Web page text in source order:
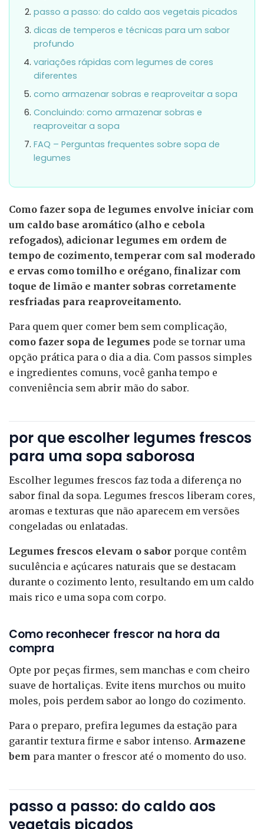
passo a passo: do caldo aos vegetais picados
dicas de temperos e técnicas para um sabor
profundo
variações rápidas com legumes de cores
diferentes
como armazenar sobras e reaproveitar a sopa
Concluindo: como armazenar sobras e
reaproveitar a sopa
FAQ – Perguntas frequentes sobre sopa de
legumes
Como fazer sopa de legumes envolve iniciar com
um caldo base aromático (alho e cebola
refogados), adicionar legumes em ordem de
tempo de cozimento, temperar com sal moderado
e ervas como tomilho e orégano, finalizar com
toque de limão e manter sobras corretamente
resfriadas para reaproveitamento.
Para quem quer comer bem sem complicação,
como fazer sopa de legumes pode se tornar uma
opção prática para o dia a dia. Com passos simples
e ingredientes comuns, você ganha tempo e
conveniência sem abrir mão do sabor.
por que escolher legumes frescos
para uma sopa saborosa
Escolher legumes frescos faz toda a diferença no
sabor final da sopa. Legumes frescos liberam cores,
aromas e texturas que não aparecem em versões
congeladas ou enlatadas.
Legumes frescos elevam o sabor porque contêm
suculência e açúcares naturais que se destacam
durante o cozimento lento, resultando em um caldo
mais rico e uma sopa com corpo.
Como reconhecer frescor na hora da
compra
Opte por peças firmes, sem manchas e com cheiro
suave de hortaliças. Evite itens murchos ou muito
moles, pois perdem sabor ao longo do cozimento.
Para o preparo, prefira legumes da estação para
garantir textura firme e sabor intenso. Armazene
bem para manter o frescor até o momento do uso.
passo a passo: do caldo aos
vegetais picados